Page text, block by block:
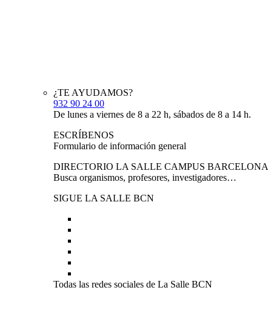
¿TE AYUDAMOS?
932 90 24 00
De lunes a viernes de 8 a 22 h, sábados de 8 a 14 h.
ESCRÍBENOS
Formulario de información general
DIRECTORIO LA SALLE CAMPUS BARCELONA
Busca organismos, profesores, investigadores…
SIGUE LA SALLE BCN
Todas las redes sociales de La Salle BCN